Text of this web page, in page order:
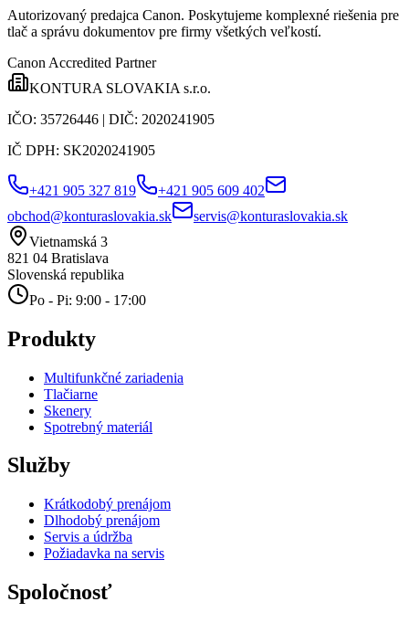
Autorizovaný predajca Canon. Poskytujeme komplexné riešenia pre
tlač a správu dokumentov pre firmy všetkých veľkostí.
Canon Accredited Partner
KONTURA SLOVAKIA s.r.o.
IČO: 35726446 | DIČ: 2020241905
IČ DPH: SK2020241905
+421 905 327 819
+421 905 609 402
obchod@konturaslovakia.sk
servis@konturaslovakia.sk
Vietnamská 3
821 04 Bratislava
Slovenská republika
Po - Pi: 9:00 - 17:00
Produkty
Multifunkčné zariadenia
Tlačiarne
Skenery
Spotrebný materiál
Služby
Krátkodobý prenájom
Dlhodobý prenájom
Servis a údržba
Požiadavka na servis
Spoločnosť